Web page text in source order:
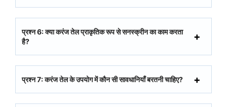
प्रश्न 6: क्या करंज तेल प्राकृतिक रूप से सनस्क्रीन का काम करता
है?
प्रश्न 7: करंज तेल के उपयोग में कौन सी सावधानियाँ बरतनी चाहिए?